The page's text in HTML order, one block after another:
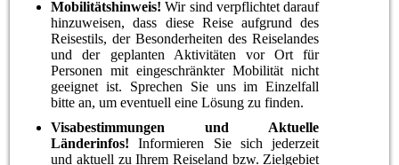
Mobilitätshinweis! Wir sind verpflichtet darauf
hinzuweisen, dass diese Reise aufgrund des
Reisestils, der Besonderheiten des Reiselandes
und der geplanten Aktivitäten vor Ort für
Personen mit eingeschränkter Mobilität nicht
geeignet ist. Sprechen Sie uns im Einzelfall
bitte an, um eventuell eine Lösung zu finden.
Visabestimmungen und Aktuelle
Länderinfos!Informieren Sie sich jederzeit
und aktuell zu Ihrem Reiseland bzw. Zielgebiet